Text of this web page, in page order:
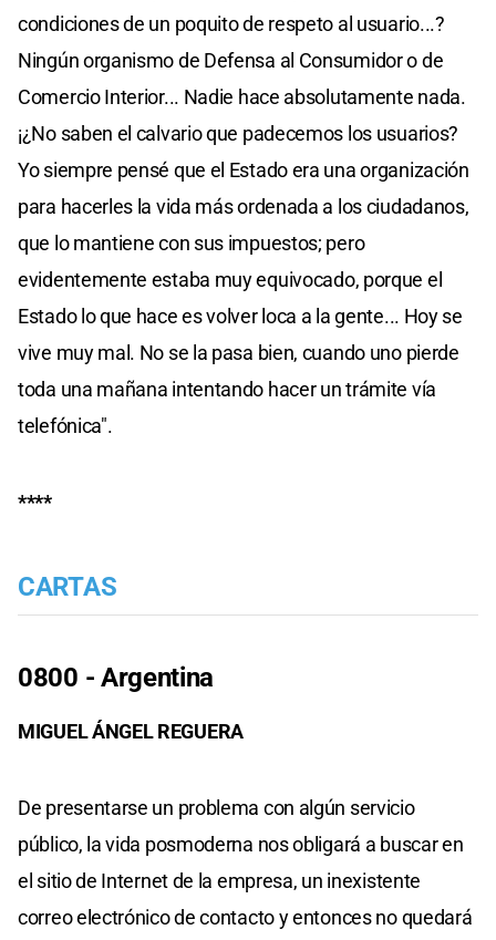
condiciones de un poquito de respeto al usuario...?
Ningún organismo de Defensa al Consumidor o de
Comercio Interior... Nadie hace absolutamente nada.
¡¿No saben el calvario que padecemos los usuarios?
Yo siempre pensé que el Estado era una organización
para hacerles la vida más ordenada a los ciudadanos,
que lo mantiene con sus impuestos; pero
evidentemente estaba muy equivocado, porque el
Estado lo que hace es volver loca a la gente... Hoy se
vive muy mal. No se la pasa bien, cuando uno pierde
toda una mañana intentando hacer un trámite vía
telefónica".
****
CARTAS
0800 - Argentina
MIGUEL ÁNGEL REGUERA
De presentarse un problema con algún servicio
público, la vida posmoderna nos obligará a buscar en
el sitio de Internet de la empresa, un inexistente
correo electrónico de contacto y entonces no quedará